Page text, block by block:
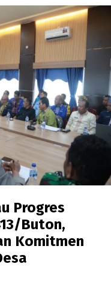
Progres
Buton,
Komitmen